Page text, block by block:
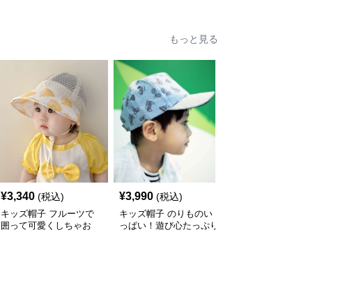
もっと見る
¥3,340 (税込)
キッズ帽子 フルーツで
囲って可愛くしちゃお
¥3,990 (税込)
キッズ帽子 のりものい
っぱい！遊び心たっぷり